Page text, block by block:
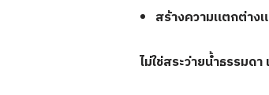
สร้างความแตกต่าง
ไม่ใช่สระว่ายน้ำธรรมด